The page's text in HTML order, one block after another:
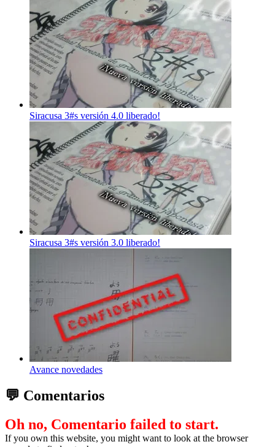
Siracusa 3#s versión 4.0 liberado!
Siracusa 3#s versión 3.0 liberado!
Avance novedades
💬 Comentarios
Oh no, Comentario failed to start.
If you own this website, you might want to look at the browser